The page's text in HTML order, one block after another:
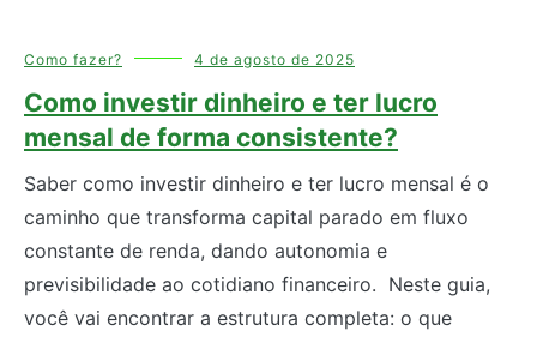
Como fazer? 4 de agosto de 2025
Como investir dinheiro e ter lucro
mensal de forma consistente?
Saber como investir dinheiro e ter lucro mensal é o
caminho que transforma capital parado em fluxo
constante de renda, dando autonomia e
previsibilidade ao cotidiano financeiro. Neste guia,
você vai encontrar a estrutura completa: o que